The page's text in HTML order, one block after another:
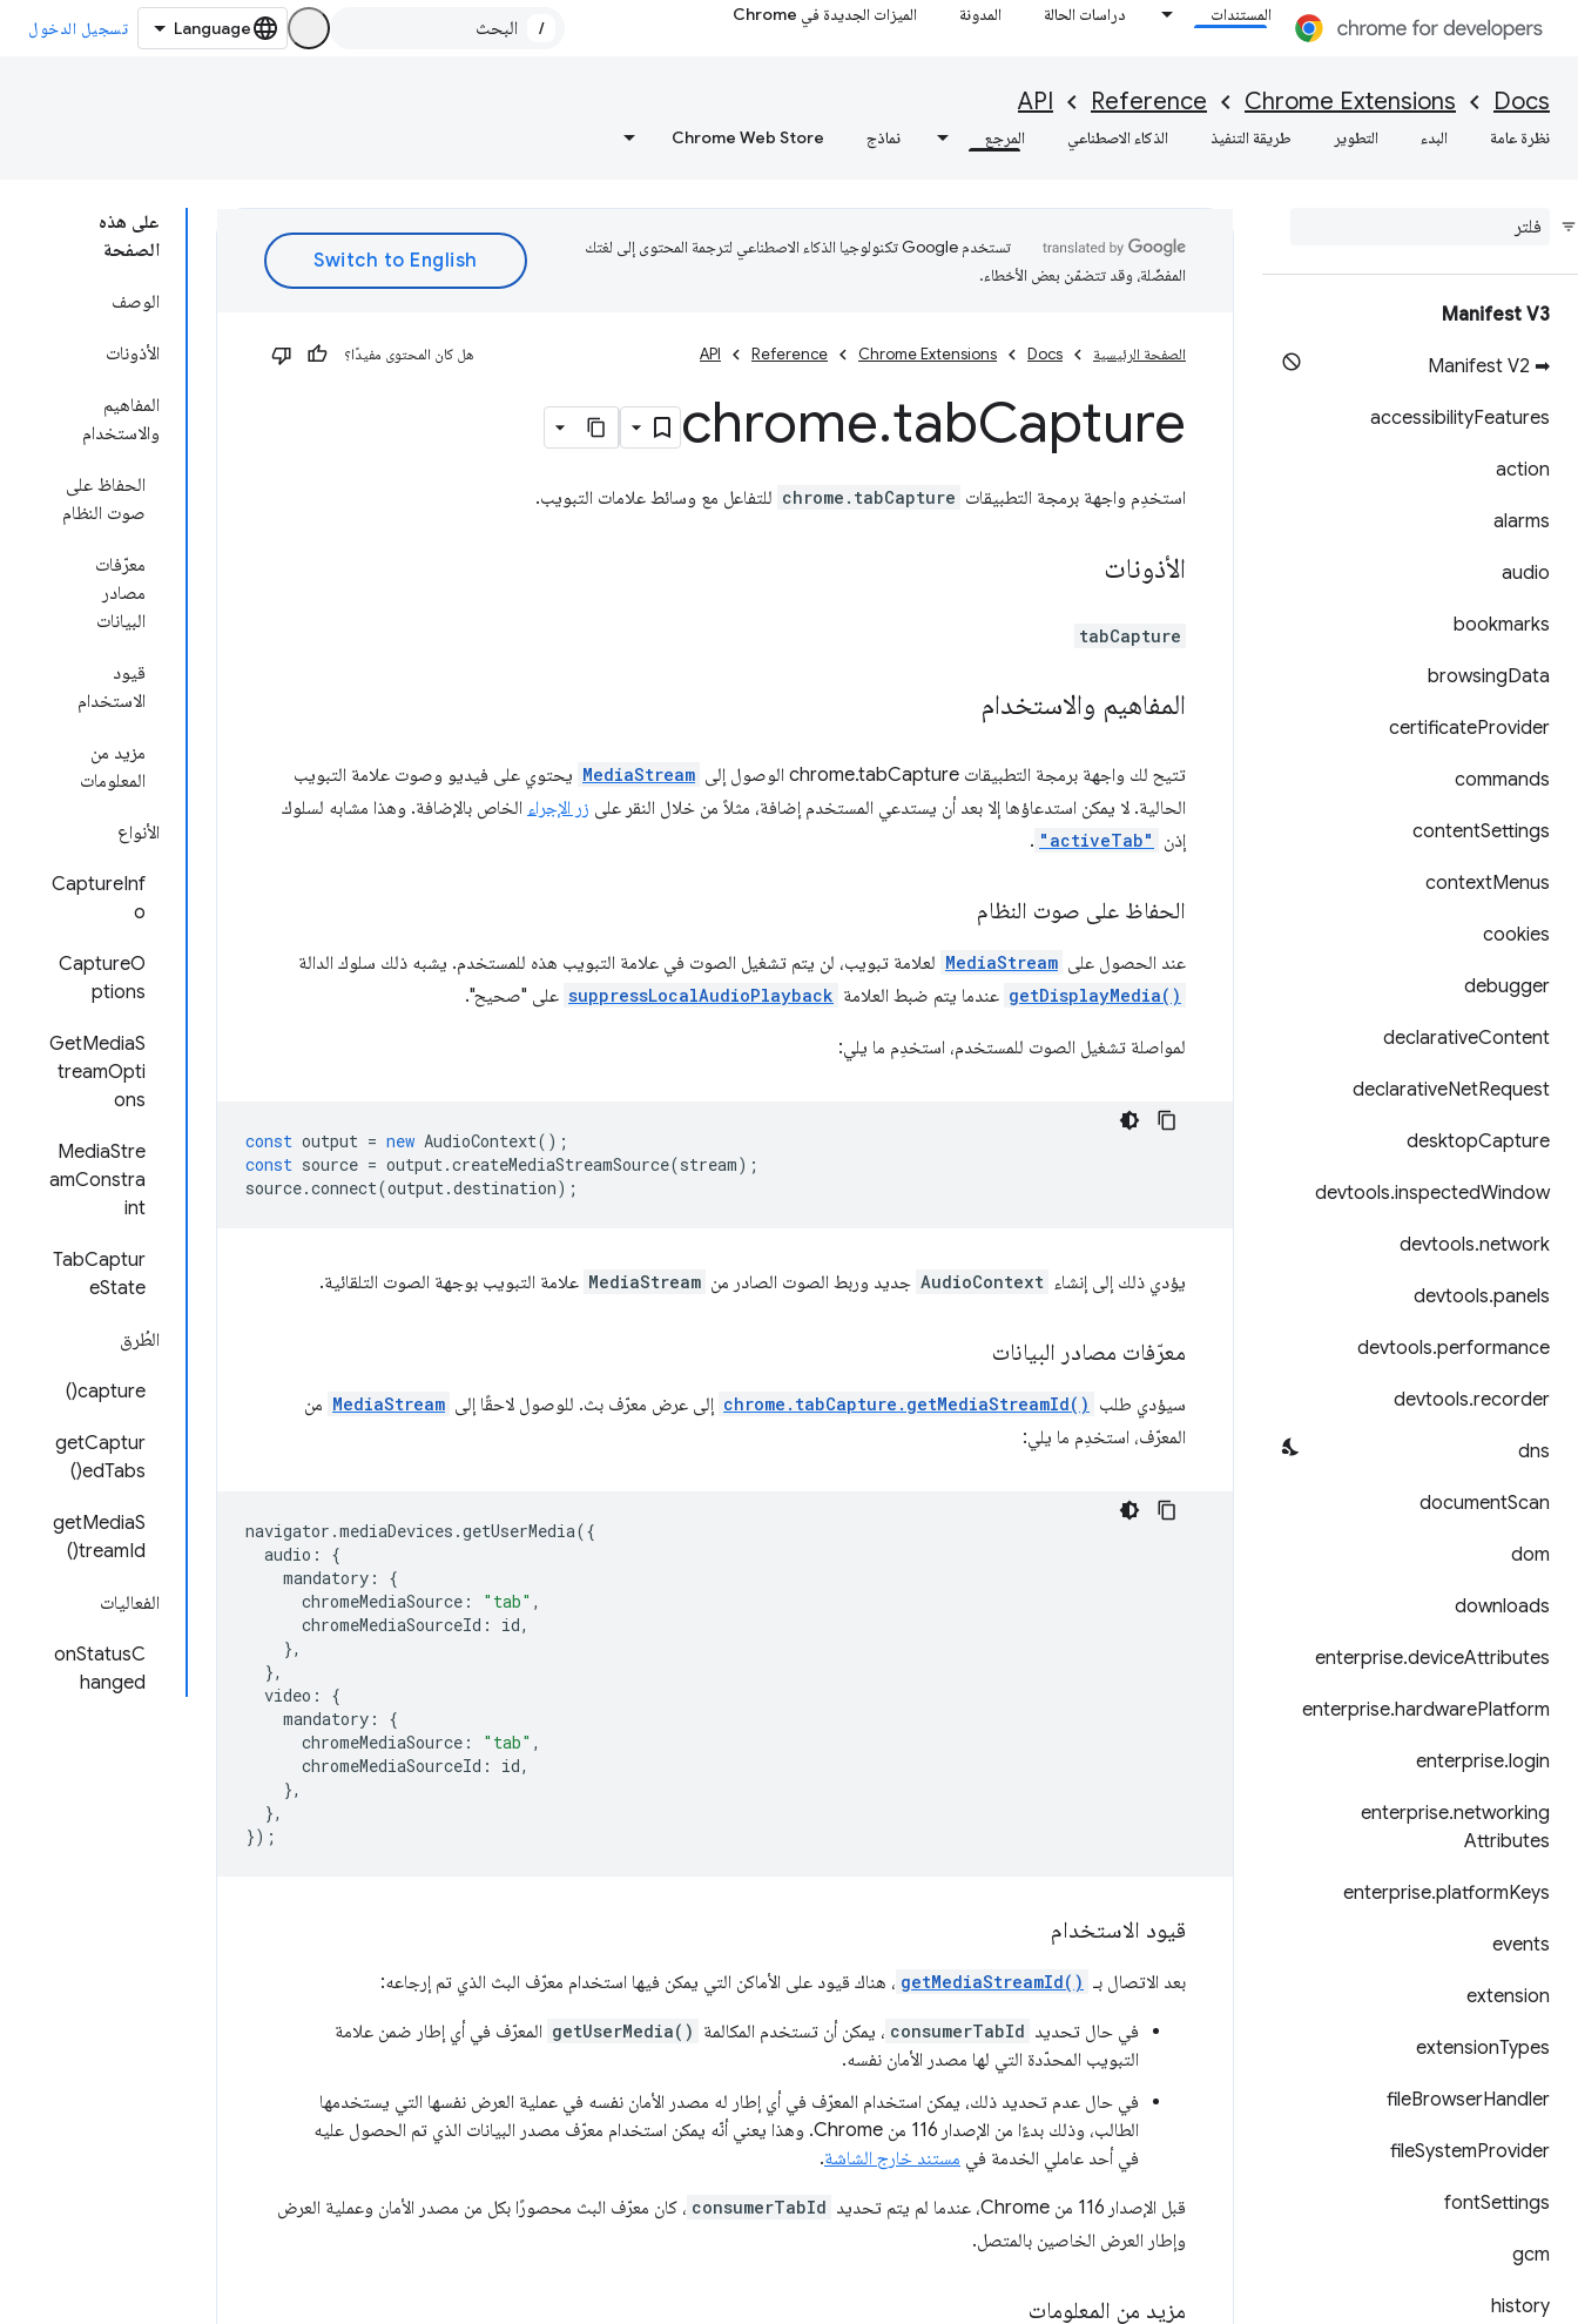
المستندات دراسات الحالة المدونة الميزات الجديدة في Chrome
/ تسجيل الدخول
Docs
Chrome Extensions
Reference
API
نظرة عامة البدء التطوير طريقة التنفيذ الذكاء الاصطناعي المرجع نماذج Chrome Web Store
Manifest V3
➡ Manifest V2
accessibilityFeatures
action
alarms
audio
bookmarks
browsingData
certificateProvider
commands
contentSettings
contextMenus
cookies
debugger
declarativeContent
declarativeNetRequest
desktopCapture
devtools.inspectedWindow
devtools.network
devtools.panels
devtools.performance
devtools.recorder
dns
documentScan
dom
downloads
enterprise.deviceAttributes
enterprise.hardwarePlatform
enterprise.login
enterprise.networking
Attributes
enterprise.platformKeys
events
extension
extensionTypes
fileBrowserHandler
fileSystemProvider
fontSettings
gcm
history
على هذه
الصفحة
الوصف
الأذونات
المفاهيم
والاستخدام
الحفاظ على
صوت النظام
معرّفات
مصادر
البيانات
قيود
الاستخدام
مزيد من
المعلومات
الأنواع
CaptureInf
o
CaptureO
ptions
GetMediaS
treamOpti
ons
MediaStre
amConstra
int
TabCaptur
eState
الطُرق
capture()
getCaptur
edTabs()
getMediaS
treamId()
الفعاليات
onStatusC
hanged
تستخدم Google تكنولوجيا الذكاء الاصطناعي لترجمة المحتوى إلى لغتك
المفضّلة، وقد تتضمّن بعض الأخطاء.
الصفحة الرئيسية Docs
Chrome Extensions
Reference
API هل كان المحتوى مفيدًا؟
chrome.tabCapture
استخدِم واجهة برمجة التطبيقات chrome.tabCapture للتفاعل مع وسائط علامات التبويب.
الأذونات
tabCapture
المفاهيم والاستخدام
تتيح لك واجهة برمجة التطبيقات chrome.tabCapture الوصول إلى MediaStream يحتوي على فيديو وصوت علامة التبويب
الحالية. لا يمكن استدعاؤها إلا بعد أن يستدعي المستخدم إضافة، مثلاً من خلال النقر على زر الإجراء الخاص بالإضافة. وهذا مشابه لسلوك
إذن
"activeTab"
.
الحفاظ على صوت النظام
عند الحصول على MediaStream لعلامة تبويب، لن يتم تشغيل الصوت في علامة التبويب هذه للمستخدم. يشبه ذلك سلوك الدالة
getDisplayMedia() عندما يتم ضبط العلامة suppressLocalAudioPlayback على "صحيح".
لمواصلة تشغيل الصوت للمستخدم، استخدِم ما يلي:
const output = new AudioContext();
const source = output.createMediaStreamSource(stream);
source.connect(output.destination);
يؤدي ذلك إلى إنشاء AudioContext جديد وربط الصوت الصادر من MediaStream علامة التبويب بوجهة الصوت التلقائية.
معرّفات مصادر البيانات
سيؤدي طلب chrome.tabCapture.getMediaStreamId() إلى عرض معرّف بث. للوصول لاحقًا إلى MediaStream من
المعرّف، استخدِم ما يلي:
navigator .mediaDevices .getUserMedia({
audio :
{
mandatory :
{
chromeMediaSource : "tab" ,
chromeMediaSourceId : id,
},
},
video :
{
mandatory :
{
chromeMediaSource : "tab" ,
chromeMediaSourceId : id,
},
},
});
قيود الاستخدام
بعد الاتصال بـ getMediaStreamId() ، هناك قيود على الأماكن التي يمكن فيها استخدام معرّف البث الذي تم إرجاعه:
في حال تحديد consumerTabId ، يمكن أن تستخدم المكالمة getUserMedia() المعرّف في أي إطار ضمن علامة
التبويب المحدّدة التي لها مصدر الأمان نفسه.
في حال عدم تحديد ذلك، يمكن استخدام المعرّف في أي إطار له مصدر الأمان نفسه في عملية العرض نفسها التي يستخدمها
الطالب، وذلك بدءًا من الإصدار 116 من Chrome. وهذا يعني أنّه يمكن استخدام معرّف مصدر البيانات الذي تم الحصول عليه
في أحد عاملي الخدمة في مستند خارج الشاشة.
قبل الإصدار 116 من Chrome، عندما لم يتم تحديد consumerTabId ، كان معرّف البث محصورًا بكل من مصدر الأمان وعملية العرض
وإطار العرض الخاصين بالمتصل.
مزيد من المعلومات